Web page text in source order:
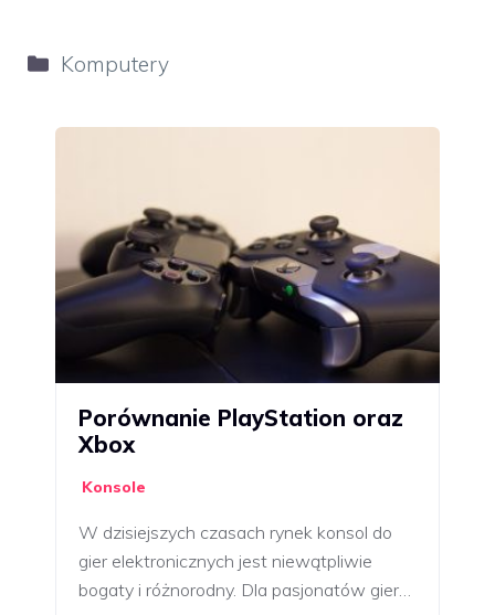
Kategorie
Komputery
Porównanie PlayStation oraz
Xbox
Konsole
W dzisiejszych czasach rynek konsol do
gier elektronicznych jest niewątpliwie
bogaty i różnorodny. Dla pasjonatów gier…